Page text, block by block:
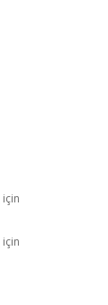
için
için